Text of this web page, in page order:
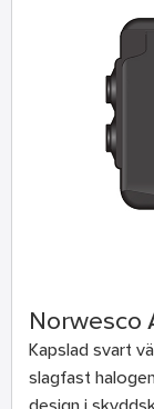
Norwesco
Kapslad svart
slagfast